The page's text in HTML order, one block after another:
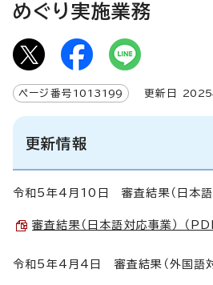
めぐり実施業務
ページ番号 1013199 更新日 2025
更新情報
令和5年4月10日 審査結果（日本語
審査結果（日本語対応事業） （
令和5年4月4日 審査結果（外国語対